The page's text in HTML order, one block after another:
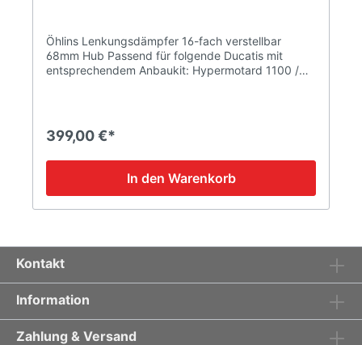
Öhlins Lenkungsdämpfer 16-fach verstellbar
68mm Hub Passend für folgende Ducatis mit
entsprechendem Anbaukit: Hypermotard 1100 /
SAS05 Monster 796 / 1100 evo | Anbaukit SAS06
Monster 696 / 1100 / 1100S | Anbaukit SAS07
Scrambler (alle, außer Desert Sled / Cafe Racer) |
Anbaukit SAS08 Multistrada 1200 (2015-2018) /
1260 / 950 | Anbaukit SAS10 Multistrada 1200
Anbaukit SAS14 Hypermotard 950 / 950 SP |
Anbaukit SAS15 Information on product safety
MaggioreItalyinfo@ducabike.com
399,00 €*
In den Warenkorb
Kontakt
Information
Zahlung & Versand